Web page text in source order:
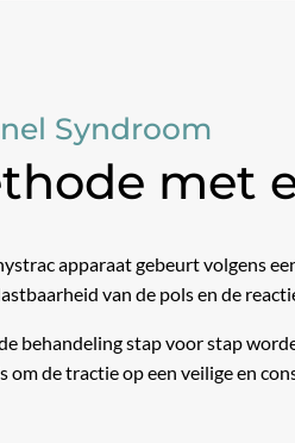
Syndroom
met
apparaat gebeurt volgens
van de pols en de
behandeling stap voor stap
om de tractie op een veilige en